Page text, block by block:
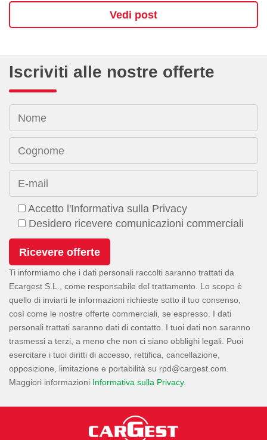
Vedi post
Iscriviti alle nostre offerte
Nome
Cognome
E-mail
Accetto l'Informativa sulla Privacy
Desidero ricevere comunicazioni commerciali
Ti informiamo che i dati personali raccolti saranno trattati da
Ecargest S.L., come responsabile del trattamento. Lo scopo è
quello di inviarti le informazioni richieste sotto il tuo consenso,
così come le nostre offerte commerciali, se espresso. I dati
personali trattati saranno dati di contatto. I tuoi dati non saranno
trasmessi a terzi, a meno che non ci siano obblighi legali. Puoi
esercitare i tuoi diritti di accesso, rettifica, cancellazione,
opposizione, limitazione e portabilità su
Maggiori informazioni Informativa sulla Privacy.